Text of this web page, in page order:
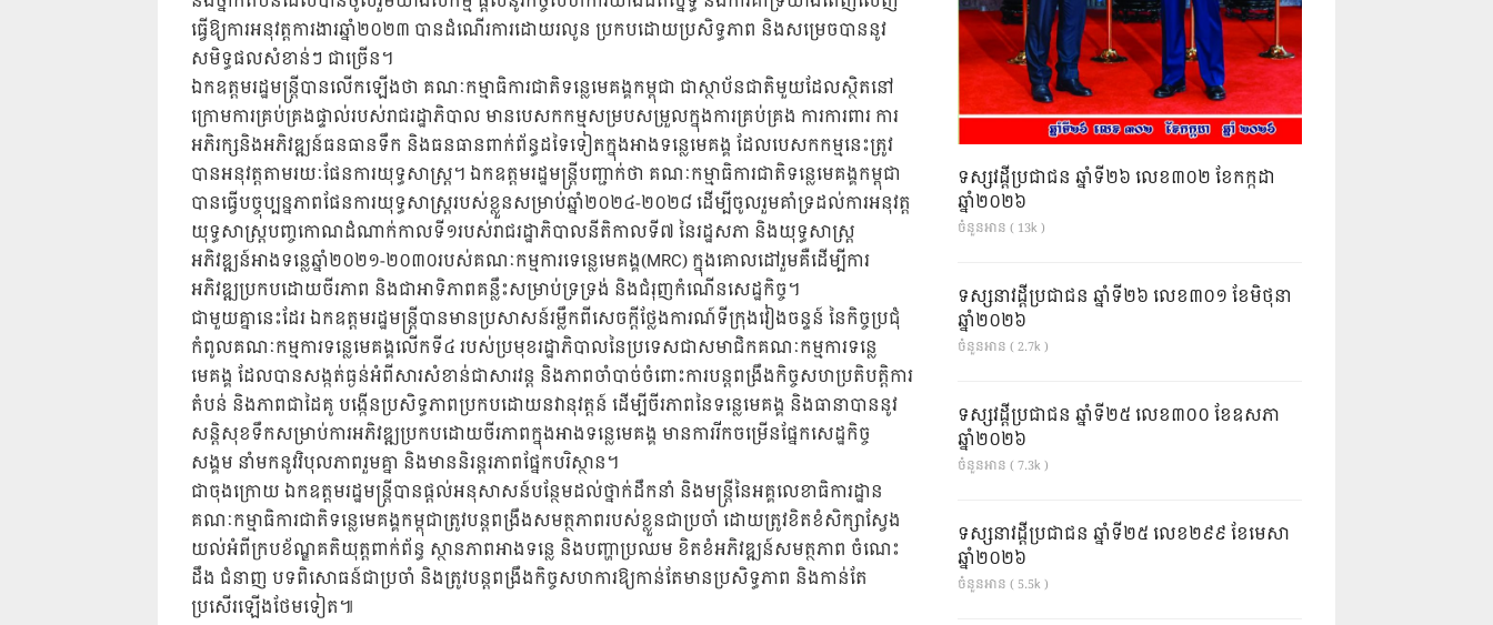
ធ្វើឱ្យការអនុវត្តការងារឆ្នាំ២០២៣ បានដំណើរការដោយរលូន ប្រកបដោយប្រសិទ្ធភាព និងសម្រេចបាននូវ
សមិទ្ធផលសំខាន់ៗ ជាច្រើន។
ឯកឧត្តមរដ្ឋមន្ត្រីបានលើកឡើងថា គណៈកម្មាធិការជាតិទន្លេមេគង្គកម្ពុជា ជាស្ថាប័នជាតិមួយដែលស្ថិតនៅ
ក្រោមការគ្រប់គ្រងផ្ទាល់របស់រាជរដ្ឋាភិបាល មានបេសកកម្មសម្របសម្រួលក្នុងការគ្រប់គ្រង ការការពារ ការ
អភិរក្សនិងអភិវឌ្ឍន៍ធនធានទឹក និងធនធានពាក់ព័ន្ធដទៃទៀតក្នុងអាងទន្លេមេគង្គ ដែលបេសកកម្មនេះត្រូវ
បានអនុវត្តតាមរយៈផែនការយុទ្ធសាស្រ្ត។ ឯកឧត្តមរដ្ឋមន្ត្រីបញ្ជាក់ថា គណៈកម្មាធិការជាតិទន្លេមេគង្គកម្ពុជា
បានធ្វើបច្ចុប្បន្នភាពផែនការយុទ្ធសាស្រ្តរបស់ខ្លួនសម្រាប់ឆ្នាំ២០២៤-២០២៨ ដើម្បីចូលរួមគាំទ្រដល់ការអនុវត្ត
យុទ្ធសាស្រ្តបញ្ចកោណដំណាក់កាលទី១របស់រាជរដ្ឋាភិបាលនីតិកាលទី៧ នៃរដ្ឋសភា និងយុទ្ធសាស្រ្ត
អភិវឌ្ឍន៍អាងទន្លេឆ្នាំ២០២១-២០៣០របស់គណៈកម្មការទេន្លេមេគង្គ(MRC) ក្នុងគោលដៅរួមគឺដើម្បីការ
អភិវឌ្ឍប្រកបដោយចីរភាព និងជាអាទិភាពគន្លឹះសម្រាប់ទ្រទ្រង់ និងជំរុញកំណើនសេដ្ឋកិច្ច។
ជាមួយគ្នានេះដែរ ឯកឧត្តមរដ្ឋមន្ត្រីបានមានប្រសាសន៍រម្លឹកពីសេចក្តីថ្លែងការណ៍ទីក្រុងវៀងចន្ទន៍ នៃកិច្ចប្រជុំ
កំពូលគណៈកម្មការទន្លេមេគង្គលើកទី៤ របស់ប្រមុខរដ្ឋាភិបាលនៃប្រទេសជាសមាជិកគណៈកម្មការទន្លេ
មេគង្គ ដែលបានសង្កត់ធ្ងន់អំពីសារសំខាន់ជាសារវន្ត និងភាពចាំបាច់ចំពោះការបន្តពង្រឹងកិច្ចសហប្រតិបត្តិការ
តំបន់ និងភាពជាដៃគូ បង្កើនប្រសិទ្ធភាពប្រកបដោយនវានុវត្តន៍ ដើម្បីចីរភាពនៃទន្លេមេគង្គ និងធានាបាននូវ
សន្តិសុខទឹកសម្រាប់ការអភិវឌ្ឍប្រកបដោយចីរភាពក្នុងអាងទន្លេមេគង្គ មានការរីកចម្រើនផ្នែកសេដ្ឋកិច្ច
សង្គម នាំមកនូវវិបុលភាពរួមគ្នា និងមាននិរន្តរភាពផ្នែកបរិស្ថាន។
ជាចុងក្រោយ ឯកឧត្តមរដ្ឋមន្ត្រីបានផ្តល់អនុសាសន៍បន្ថែមដល់ថ្នាក់ដឹកនាំ និងមន្ត្រីនៃអគ្គលេខាធិការដ្ឋាន
គណៈកម្មាធិការជាតិទន្លេមេគង្គកម្ពុជាត្រូវបន្តពង្រឹងសមត្ថភាពរបស់ខ្លួនជាប្រចាំ ដោយត្រូវខិតខំសិក្សាស្វែង
យល់អំពីក្របខ័ណ្ឌគតិយុត្តពាក់ព័ន្ធ ស្ថានភាពអាងទន្លេ និងបញ្ហាប្រឈម ខិតខំអភិវឌ្ឍន៍សមត្ថភាព ចំណេះ
ដឹង ជំនាញ បទពិសោធន៍ជាប្រចាំ និងត្រូវបន្តពង្រឹងកិច្ចសហការឱ្យកាន់តែមានប្រសិទ្ធភាព និងកាន់តែ
ប្រសើរឡើងថែមទៀត៕
ទស្សវដ្តីប្រជាជន ឆ្នាំទី២៦ លេខ៣០២ ខែកក្កដា
ឆ្នាំ២០២៦
ចំនួនអាន ( 13k )
ទស្សនាវដ្ដីប្រជាជន ឆ្នាំទី២៦ លេខ៣០១ ខែមិថុនា
ឆ្នាំ២០២៦
ចំនួនអាន ( 2.7k )
ទស្សវដ្តីប្រជាជន ឆ្នាំទី២៥ លេខ៣០០ ខែឧសភា
ឆ្នាំ២០២៦
ចំនួនអាន ( 7.3k )
ទស្សនាវដ្ដីប្រជាជន ឆ្នាំទី២៥ លេខ២៩៩ ខែមេសា
ឆ្នាំ២០២៦
ចំនួនអាន ( 5.5k )